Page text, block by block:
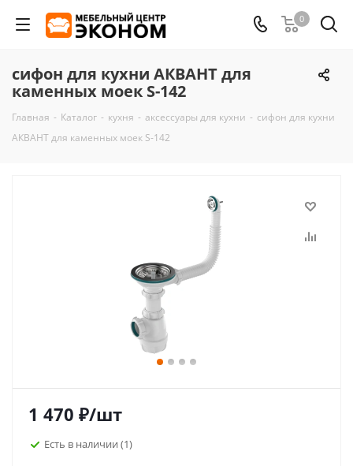
0
сифон для кухни АКВАНТ для
каменных моек S-142
Главная - Каталог - кухня - аксессуары для кухни - сифон для кухни
АКВАНТ для каменных моек S-142
1 470 ₽/шт
Есть в наличии (1)